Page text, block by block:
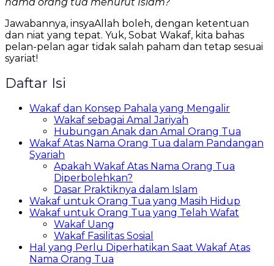
Jawabannya, insyaAllah boleh, dengan ketentuan
dan niat yang tepat. Yuk, Sobat Wakaf, kita bahas
pelan-pelan agar tidak salah paham dan tetap sesuai
syariat!
Daftar Isi
Wakaf dan Konsep Pahala yang Mengalir
Wakaf sebagai Amal Jariyah
Hubungan Anak dan Amal Orang Tua
Wakaf Atas Nama Orang Tua dalam Pandangan
Syariah
Apakah Wakaf Atas Nama Orang Tua
Diperbolehkan?
Dasar Praktiknya dalam Islam
Wakaf untuk Orang Tua yang Masih Hidup
Wakaf untuk Orang Tua yang Telah Wafat
Wakaf Uang
Wakaf Fasilitas Sosial
Hal yang Perlu Diperhatikan Saat Wakaf Atas
Nama Orang Tua